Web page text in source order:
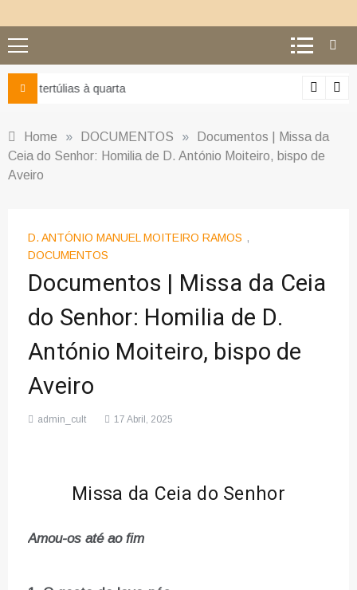
Ciência e religião: como superar o equívoco do conflito
Home » DOCUMENTOS »
Documentos | Missa da
Ceia do Senhor: Homilia de D. António Moiteiro, bispo de
Aveiro
D. ANTÓNIO MANUEL MOITEIRO RAMOS ,
DOCUMENTOS
Documentos | Missa da Ceia
do Senhor: Homilia de D.
António Moiteiro, bispo de
Aveiro
admin_cult 17 Abril, 2025
Missa da Ceia do Senhor
Amou-os até ao fim